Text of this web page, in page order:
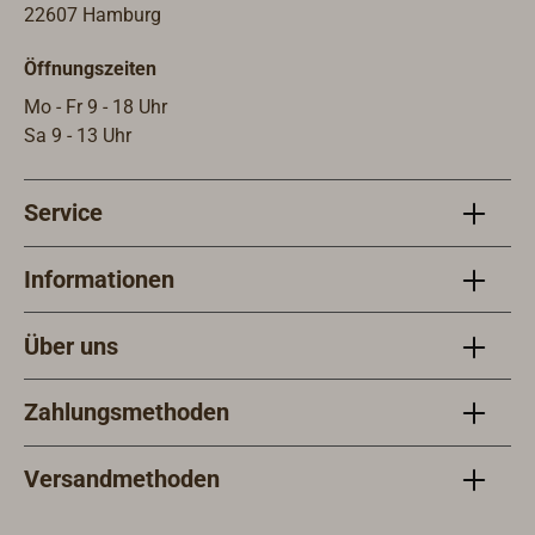
Schmiede in den letzten Jahrzehnten
Industrie sind alle WICHARD-Schäkel
mit einem Working Load Limit (WLL)
gestempelt. Dies ist die maximal
von Lasten im gewerblichen Bereich.
Bruchlast (BRL) auch noch eine
maximal sinnvolle Arbeitslast (WL)
22607 Hamburg
Öffnungszeiten
Mo - Fr 9 - 18 Uhr
Sa 9 - 13 Uhr
Service
Informationen
Über uns
Zahlungsmethoden
Versandmethoden